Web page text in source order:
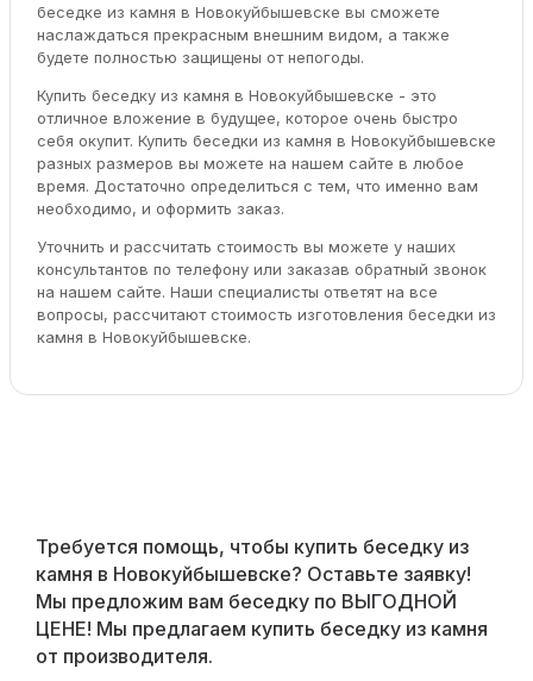
беседке из камня в Новокуйбышевске вы сможете
наслаждаться прекрасным внешним видом, а также
будете полностью защищены от непогоды.
Купить беседку из камня в Новокуйбышевске - это
отличное вложение в будущее, которое очень быстро
себя окупит. Купить беседки из камня в Новокуйбышевске
разных размеров вы можете на нашем сайте в любое
время. Достаточно определиться с тем, что именно вам
необходимо, и оформить заказ.
Уточнить и рассчитать стоимость вы можете у наших
консультантов по телефону или заказав обратный звонок
на нашем сайте. Наши специалисты ответят на все
вопросы, рассчитают стоимость изготовления беседки из
камня в Новокуйбышевске.
Требуется помощь, чтобы купить беседку из
камня в Новокуйбышевске? Оставьте заявку!
Мы предложим вам беседку по ВЫГОДНОЙ
ЦЕНЕ! Мы предлагаем купить беседку из камня
от производителя.